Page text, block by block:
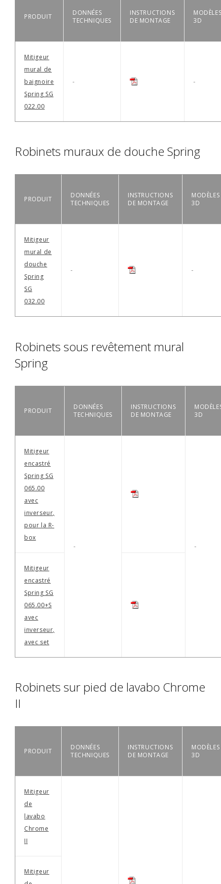
PRODUIT
DONNÉES
TECHNIQUES
INSTRUCTIONS
DE MONTAGE
3D
Mitigeur
mural de
baignoire
Spring SG
022.00
- -
Robinets muraux de douche Spring
PRODUIT
DONNÉES
TECHNIQUES
INSTRUCTIONS
DE MONTAGE
MODÈLES
3D
Mitigeur
mural de
douche
Spring
SG
032.00
- -
Robinets sous revêtement mural
Spring
PRODUIT
DONNÉES
TECHNIQUES
INSTRUCTIONS
DE MONTAGE
3D
Mitigeur
encastré
Spring SG
065.00
avec
inverseur,
pour la R-
box
-
-
Mitigeur
encastré
Spring SG
065.00+S
avec
inverseur,
avec set
Robinets sur pied de lavabo Chrome
II
PRODUIT
DONNÉES
TECHNIQUES
INSTRUCTIONS
DE MONTAGE
MODÈLES
3D
Mitigeur
de
lavabo
Chrome
II
Mitigeur